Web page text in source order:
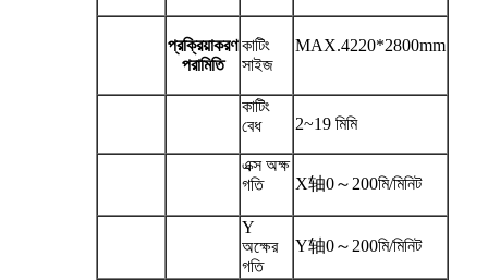
প্রক্রিয়াকরণ
পরামিতি
কাটিং
সাইজ
MAX.4220*2800mm
কাটিং
বেধ
2~19 মিমি
এক্স অক্ষ
গতি
X轴0～200মি/মিনিট
Y
অক্ষের
গতি
Y轴0～200মি/মিনিট